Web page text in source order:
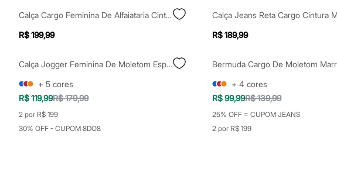
Moda praia
Plus size
Calças
Camisas
Casacos e Jaquetas
Jeans
Moda esportiva
Shorts e Bermudas
Todos os produtos
Infantil
Calça Cargo Feminina De Alfaiataria Cintura Alta Bege
R$ 199,99
R$ 189,99
Calça Jogger Feminina De Moletom Esportiva Off White
+ 5 cores
R$ 119,99R$ 179,99
2 por R$ 199
30% OFF - CUPOM 8DO8
Bermuda Cargo De Moletom
+ 4 cores
R$ 99,99R$ 139,99
25% OFF = CUPOM JEANS
2 por R$ 199